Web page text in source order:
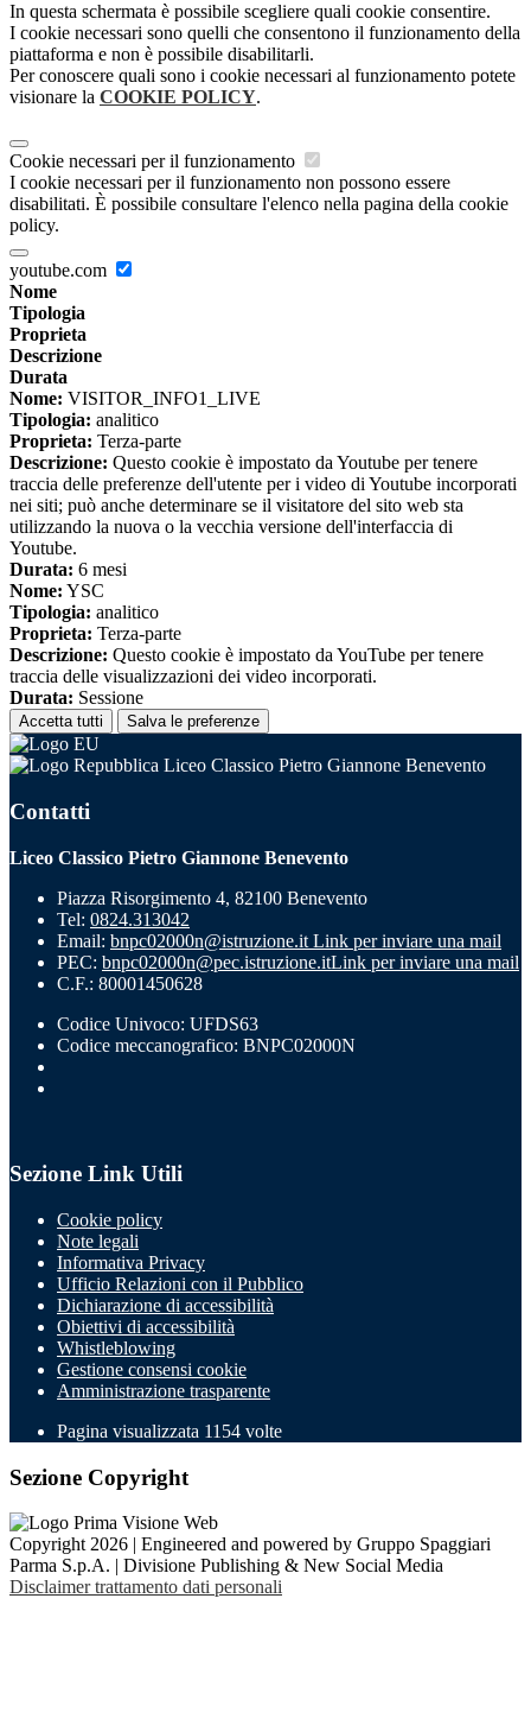
In questa schermata è possibile scegliere quali cookie consentire.
I cookie necessari sono quelli che consentono il funzionamento della
piattaforma e non è possibile disabilitarli.
Per conoscere quali sono i cookie necessari al funzionamento potete
visionare la COOKIE POLICY.
Cookie necessari per il funzionamento
I cookie necessari per il funzionamento non possono essere
disabilitati. È possibile consultare l'elenco nella pagina della cookie
policy.
youtube.com
Nome
Tipologia
Proprieta
Descrizione
Durata
Nome: VISITOR_INFO1_LIVE
Tipologia: analitico
Proprieta: Terza-parte
Descrizione: Questo cookie è impostato da Youtube per tenere
traccia delle preferenze dell'utente per i video di Youtube incorporati
nei siti; può anche determinare se il visitatore del sito web sta
utilizzando la nuova o la vecchia versione dell'interfaccia di
Youtube.
Durata: 6 mesi
Nome: YSC
Tipologia: analitico
Proprieta: Terza-parte
Descrizione: Questo cookie è impostato da YouTube per tenere
traccia delle visualizzazioni dei video incorporati.
Durata: Sessione
Accetta tutti Salva le preferenze
Liceo Classico Pietro Giannone Benevento
Contatti
Liceo Classico Pietro Giannone Benevento
Piazza Risorgimento 4, 82100 Benevento
Tel: 0824.313042
Email: bnpc02000n@istruzione.it Link per inviare una mail
PEC: bnpc02000n@pec.istruzione.itLink per inviare una mail
C.F.: 80001450628
Codice Univoco: UFDS63
Codice meccanografico: BNPC02000N
Sezione Link Utili
Cookie policy
Note legali
Informativa Privacy
Ufficio Relazioni con il Pubblico
Dichiarazione di accessibilità
Obiettivi di accessibilità
Whistleblowing
Gestione consensi cookie
Amministrazione trasparente
Pagina visualizzata 1154 volte
Sezione Copyright
Copyright 2026 | Engineered and powered by Gruppo Spaggiari
Parma S.p.A. | Divisione Publishing & New Social Media
Disclaimer trattamento dati personali